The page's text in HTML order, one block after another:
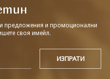
предложения и промоционални
своя имейл.